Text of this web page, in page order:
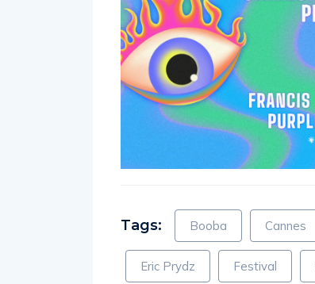
Tags: Booba Cannes
Eric Prydz Festival